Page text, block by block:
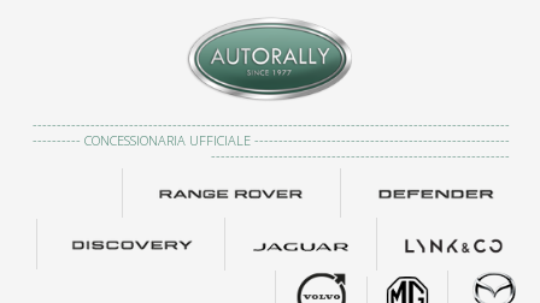
---------------------------------------------------------------------------------------------------
---------- CONCESSIONARIA UFFICIALE -----------------------------------------------------
--------------------------------------------------------------